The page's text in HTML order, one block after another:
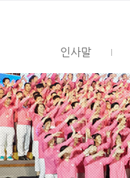
인사말